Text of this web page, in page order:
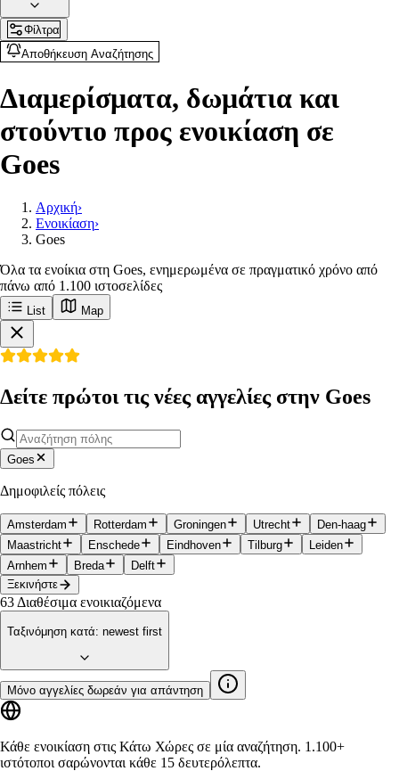
Φίλτρα
Αποθήκευση Αναζήτησης
Διαμερίσματα, δωμάτια και
στούντιο προς ενοικίαση σε
Goes
Αρχική›
Ενοικίαση›
Goes
Όλα τα ενοίκια στη Goes, ενημερωμένα σε πραγματικό χρόνο από
πάνω από 1.100 ιστοσελίδες
List Map
Δείτε πρώτοι τις νέες αγγελίες στην Goes
Goes
Δημοφιλείς πόλεις
Amsterdam Rotterdam Groningen Utrecht
Den-haag
Maastricht
Enschede Eindhoven Tilburg
Leiden
Arnhem
Breda
Delft
Ξεκινήστε
63 Διαθέσιμα ενοικιαζόμενα
Ταξινόμηση κατά: newest first
Μόνο αγγελίες δωρεάν για απάντηση
Κάθε ενοικίαση στις Κάτω Χώρες σε μία αναζήτηση. 1.100+
ιστότοποι σαρώνονται κάθε 15 δευτερόλεπτα.